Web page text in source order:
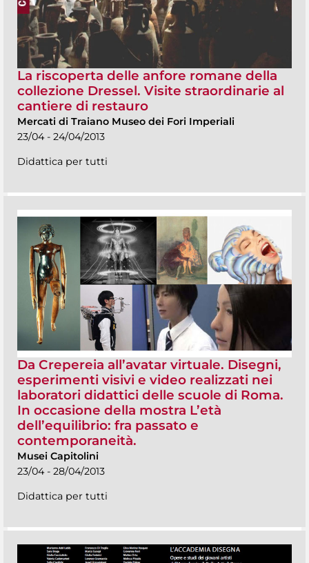
La riscoperta delle anfore romane della
collezione Dressel. Visite straordinarie al
cantiere di restauro
Mercati di Traiano Museo dei Fori Imperiali
23/04 - 24/04/2013
Didattica per tutti
Da Crepereia all’avatar virtuale. Disegni,
esperimenti visivi e video realizzati nei
laboratori didattici delle scuole di Roma.
In occasione della mostra L’età
dell’equilibrio: fra passato e
contemporaneità.
Musei Capitolini
23/04 - 28/04/2013
Didattica per tutti